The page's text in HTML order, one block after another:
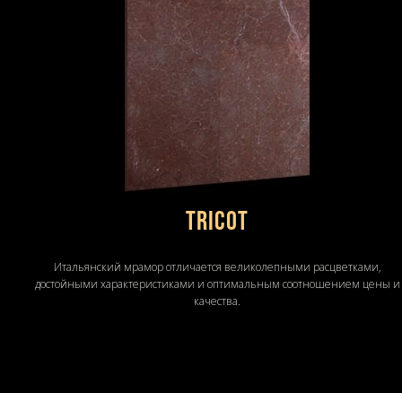
Tricot
Итальянский мрамор отличается великолепными расцветками,
достойными характеристиками и оптимальным соотношением цены и
качества.